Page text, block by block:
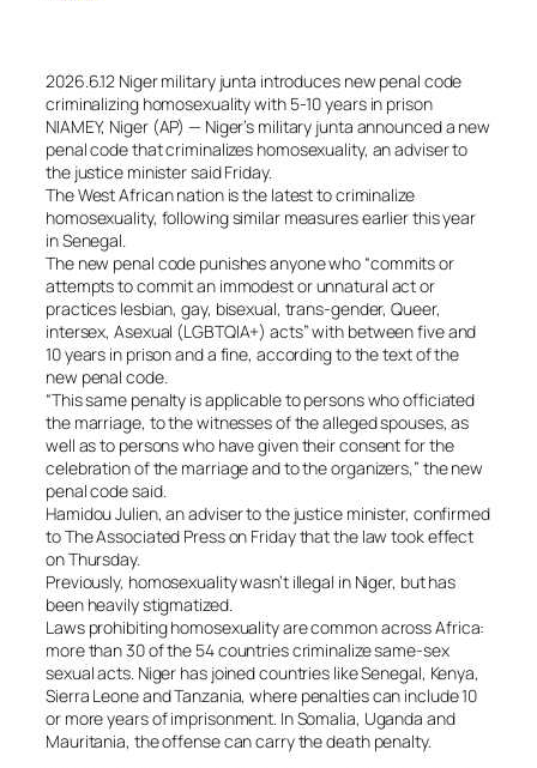
2026.6.12 Niger military junta introduces new penal code
criminalizing homosexuality with 5-10 years in prison
NIAMEY, Niger (AP) — Niger’s military junta announced a new
penal code that criminalizes homosexuality, an adviser to
the justice minister said Friday.
The West African nation is the latest to criminalize
homosexuality, following similar measures earlier this year
in Senegal.
The new penal code punishes anyone who “commits or
attempts to commit an immodest or unnatural act or
practices lesbian, gay, bisexual, trans-gender, Queer,
intersex, Asexual (LGBTQIA+) acts” with between five and
10 years in prison and a fine, according to the text of the
new penal code.
“This same penalty is applicable to persons who officiated
the marriage, to the witnesses of the alleged spouses, as
well as to persons who have given their consent for the
celebration of the marriage and to the organizers,” the new
penal code said.
Hamidou Julien, an adviser to the justice minister, confirmed
to The Associated Press on Friday that the law took effect
on Thursday.
Previously, homosexuality wasn’t illegal in Niger, but has
been heavily stigmatized.
Laws prohibiting homosexuality are common across Africa:
more than 30 of the 54 countries criminalize same-sex
sexual acts. Niger has joined countries like Senegal, Kenya,
Sierra Leone and Tanzania, where penalties can include 10
or more years of imprisonment. In Somalia, Uganda and
Mauritania, the offense can carry the death penalty.